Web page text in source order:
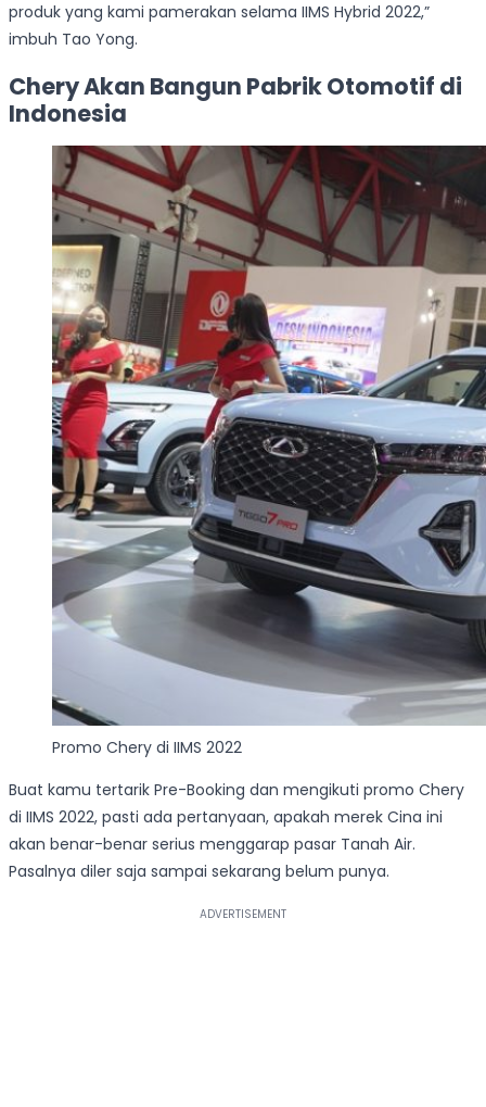
produk yang kami pamerakan selama IIMS Hybrid 2022,”
imbuh Tao Yong.
Chery Akan Bangun Pabrik Otomotif di
Indonesia
Promo Chery di IIMS 2022
Buat kamu tertarik Pre-Booking dan mengikuti promo Chery
di IIMS 2022, pasti ada pertanyaan, apakah merek Cina ini
akan benar-benar serius menggarap pasar Tanah Air.
Pasalnya diler saja sampai sekarang belum punya.